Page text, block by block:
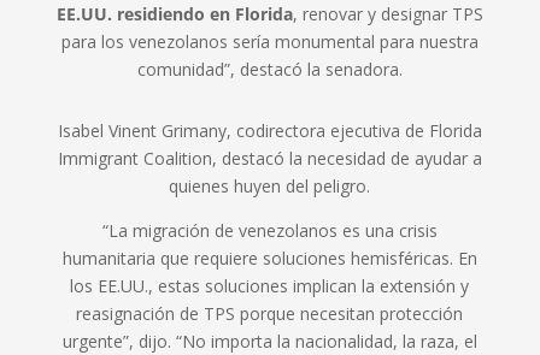
EE.UU. residiendo en Florida, renovar y designar TPS
para los venezolanos sería monumental para nuestra
comunidad”, destacó la senadora.
Isabel Vinent Grimany, codirectora ejecutiva de Florida
Immigrant Coalition, destacó la necesidad de ayudar a
quienes huyen del peligro.
“La migración de venezolanos es una crisis
humanitaria que requiere soluciones hemisféricas. En
los EE.UU., estas soluciones implican la extensión y
reasignación de TPS porque necesitan protección
urgente”, dijo. “No importa la nacionalidad, la raza, el